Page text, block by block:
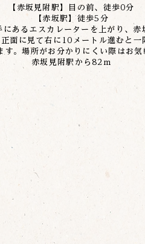
【赤坂見附駅】目の前、徒歩0分
【赤坂駅】徒歩5分
あるエスカレーターを上がり、赤
面に見て右に10メートル進むと一
。場所がお分かりにくい際はお気
赤坂見附駅から82m